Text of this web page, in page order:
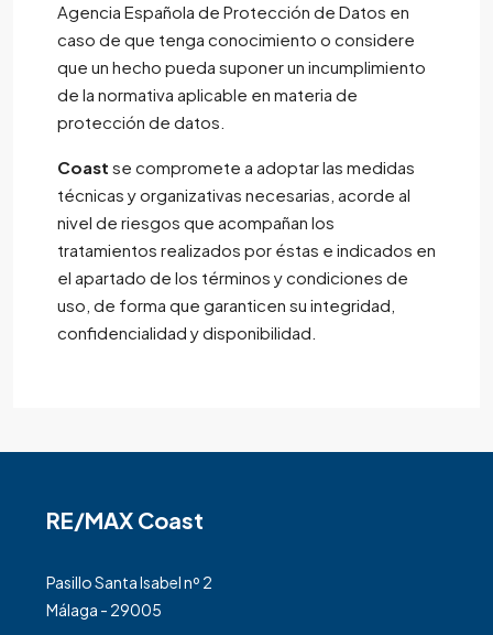
Agencia Española de Protección de Datos en
caso de que tenga conocimiento o considere
que un hecho pueda suponer un incumplimiento
de la normativa aplicable en materia de
protección de datos.
Coast se compromete a adoptar las medidas
técnicas y organizativas necesarias, acorde al
nivel de riesgos que acompañan los
tratamientos realizados por éstas e indicados en
el apartado de los términos y condiciones de
uso, de forma que garanticen su integridad,
confidencialidad y disponibilidad.
RE/MAX Coast
Pasillo Santa Isabel nº 2
Málaga - 29005